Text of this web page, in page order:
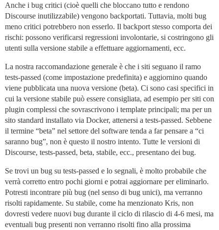
Anche i bug critici (cioè quelli che bloccano tutto e rendono
Discourse inutilizzabile) vengono backportati. Tuttavia, molti bug
meno critici potrebbero non esserlo. Il backport stesso comporta dei
rischi: possono verificarsi regressioni involontarie, si costringono gli
utenti sulla versione stabile a effettuare aggiornamenti, ecc.
La nostra raccomandazione generale è che i siti seguano il ramo
tests-passed (come impostazione predefinita) e aggiornino quando
viene pubblicata una nuova versione (beta). Ci sono casi specifici in
cui la versione stabile può essere consigliata, ad esempio per siti con
plugin complessi che sovrascrivono i template principali; ma per un
sito standard installato via Docker, attenersi a tests-passed. Sebbene
il termine “beta” nel settore del software tenda a far pensare a “ci
saranno bug”, non è questo il nostro intento. Tutte le versioni di
Discourse, tests-passed, beta, stabile, ecc., presentano dei bug.
Se trovi un bug su tests-passed e lo segnali, è molto probabile che
verrà corretto entro pochi giorni e potrai aggiornare per eliminarlo.
Potresti incontrare più bug (nel senso di bug unici), ma verranno
risolti rapidamente. Su stabile, come ha menzionato Kris, non
dovresti vedere nuovi bug durante il ciclo di rilascio di 4-6 mesi, ma
eventuali bug presenti non verranno risolti fino alla prossima